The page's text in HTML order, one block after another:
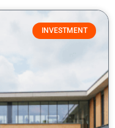
INVESTMENT